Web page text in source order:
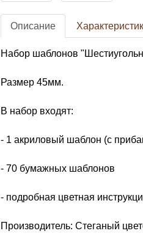
Описание
Набор шаблонов
Размер 45мм.
В набор входят:
- 1 акриловый шаблон (с
- 70 бумажных шаблонов
- подробная цветная
Производитель: Стеганый